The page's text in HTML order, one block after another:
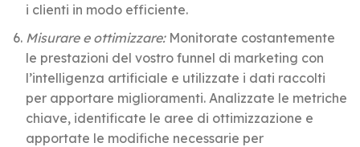
i clienti in modo efficiente.
Misurare e ottimizzare:Monitorate costantemente
le prestazioni del vostro funnel di marketing con
l’intelligenza artificiale e utilizzate i dati raccolti
per apportare miglioramenti. Analizzate le metriche
chiave, identificate le aree di ottimizzazione e
apportate le modifiche necessarie per